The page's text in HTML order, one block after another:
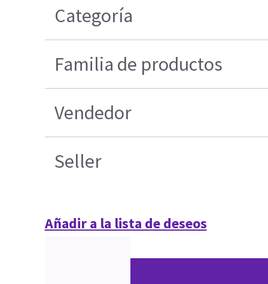
Categoría
Familia de productos
Vendedor
Seller
Añadir a la lista de deseos